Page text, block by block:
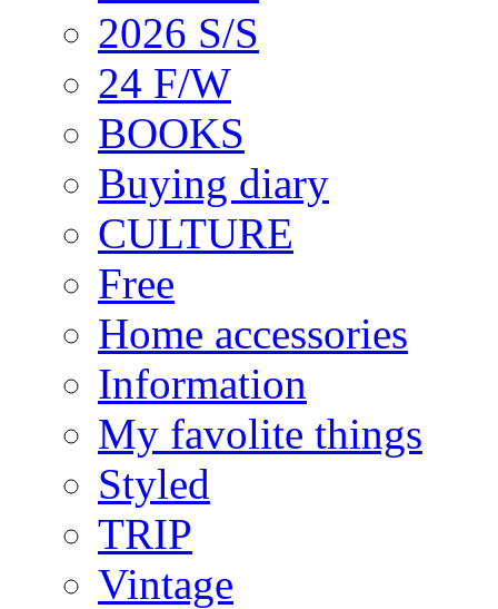
2026 S/S
24 F/W
BOOKS
Buying diary
CULTURE
Free
Home accessories
Information
My favolite things
Styled
TRIP
Vintage